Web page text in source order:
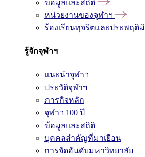
ข้อมูลและสถิติ
หน่วยงานของจุฬาฯ
ร้องเรียนทุจริตและประพฤติ
รู้จักจุฬาฯ
แนะนำจุฬาฯ
ประวัติจุฬาฯ
ภารกิจหลัก
จุฬาฯ 100 ปี
ข้อมูลและสถิติ
บุคคลสำคัญที่มาเยือน
การจัดอันดับมหาวิทยาลัย